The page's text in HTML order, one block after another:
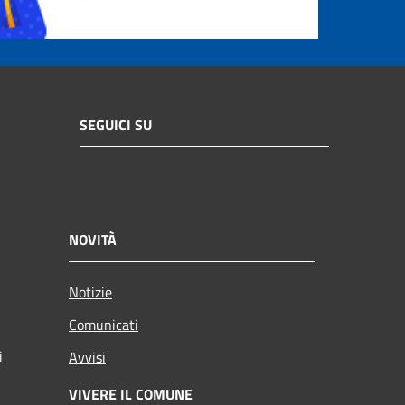
SEGUICI SU
NOVITÀ
Notizie
Comunicati
Avvisi
VIVERE IL COMUNE